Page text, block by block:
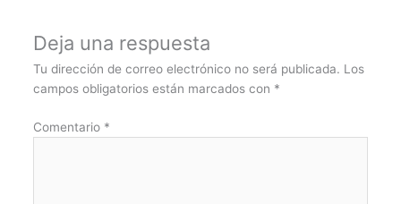
Deja una respuesta
Tu dirección de correo electrónico no será publicada. Los
campos obligatorios están marcados con *
Comentario *